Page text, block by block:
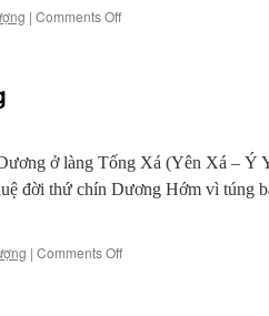
cảm
hứng
cho
| Comments Offon
ở làng Tống Xá (Yên Xá – Ý
đời thứ chín Dương Hớm vì túng
| Comments Offon